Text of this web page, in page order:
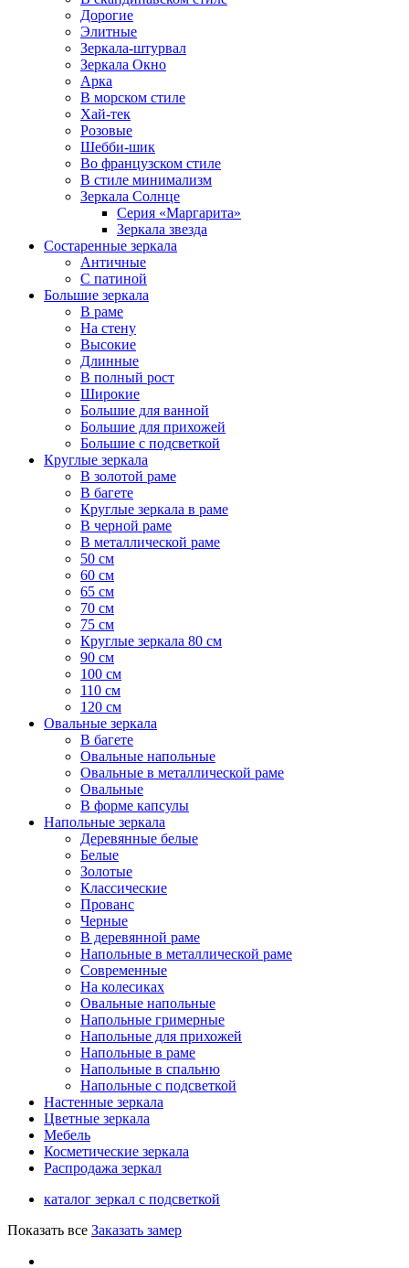
Дорогие
Элитные
Зеркала-штурвал
Зеркала Окно
Арка
В морском стиле
Хай-тек
Розовые
Шебби-шик
Во французском стиле
В стиле минимализм
Зеркала Солнце
Серия «Маргарита»
Зеркала звезда
Состаренные зеркала
Античные
С патиной
Большие зеркала
В раме
На стену
Высокие
Длинные
В полный рост
Широкие
Большие для ванной
Большие для прихожей
Большие с подсветкой
Круглые зеркала
В золотой раме
В багете
Круглые зеркала в раме
В черной раме
В металлической раме
50 см
60 см
65 см
70 см
75 см
Круглые зеркала 80 см
90 см
100 см
110 см
120 см
Овальные зеркала
В багете
Овальные напольные
Овальные в металлической раме
Овальные
В форме капсулы
Напольные зеркала
Деревянные белые
Белые
Золотые
Классические
Прованс
Черные
В деревянной раме
Напольные в металлической раме
Современные
На колесиках
Овальные напольные
Напольные гримерные
Напольные для прихожей
Напольные в раме
Напольные в спальню
Напольные с подсветкой
Настенные зеркала
Цветные зеркала
Мебель
Косметические зеркала
Распродажа зеркал
каталог зеркал с подсветкой
Показать все Заказать замер